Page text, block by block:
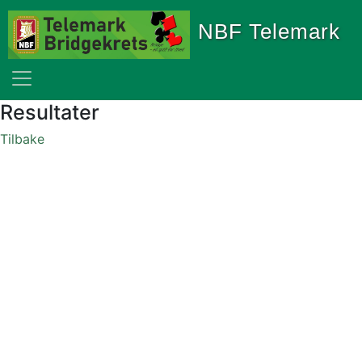
NBF Telemark
Resultater
Tilbake